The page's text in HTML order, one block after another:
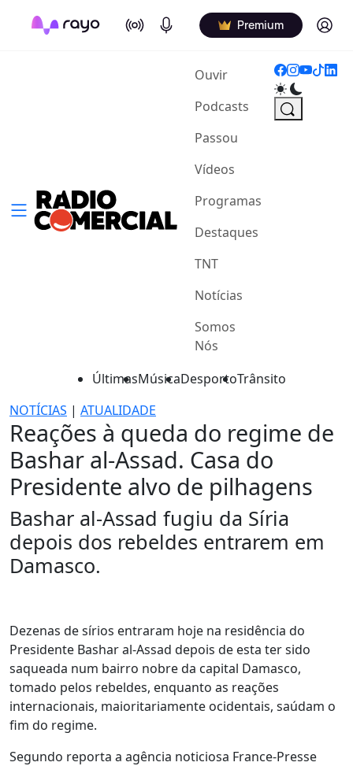
On Air Podcasts Premium Log in
Ouvir(current)
Podcasts
Passou
Vídeos
Programas
Destaques
TNT
Notícias
Somos
Nós
ÚltimasMúsicaDesportoTrânsito
NOTÍCIAS | ATUALIDADE
Reações à queda do regime de
Bashar al-Assad. Casa do
Presidente alvo de pilhagens
Bashar al-Assad fugiu da Síria
depois dos rebeldes entrarem em
Damasco.
Dezenas de sírios entraram hoje na residência do
Presidente Bashar al-Assad depois de esta ter sido
saqueada num bairro nobre da capital Damasco,
tomado pelos rebeldes, enquanto as reações
internacionais, maioritariamente ocidentais, saúdam o
fim do regime.
Segundo reporta a agência noticiosa France-Presse